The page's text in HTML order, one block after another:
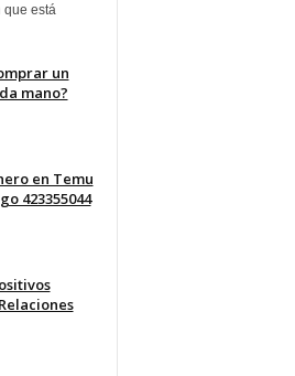
que está
un
mano?
en Temu
423355044